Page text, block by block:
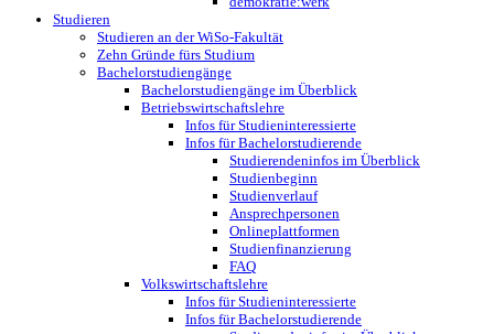
Studieren
Studieren an der WiSo-Fakultät
Zehn Gründe fürs Studium
Bachelorstudiengänge
Bachelorstudiengänge im Überblick
Betriebswirtschaftslehre
Infos für Studieninteressierte
Infos für Bachelorstudierende
Studierendeninfos im Überblick
Studienbeginn
Studienverlauf
Ansprechpersonen
Onlineplattformen
Studienfinanzierung
FAQ
Volkswirtschaftslehre
Infos für Studieninteressierte
Infos für Bachelorstudierende